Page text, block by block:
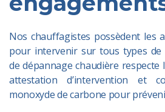
Nos chauffagistes possèdent les
pour intervenir sur tous types de
de dépannage chaudière respecte
attestation d’intervention et
monoxyde de carbone pour